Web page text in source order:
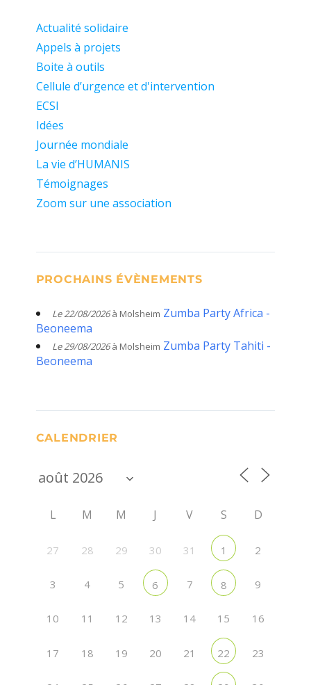
Actualité solidaire
Appels à projets
Boite à outils
Cellule d’urgence et d'intervention
ECSI
Idées
Journée mondiale
La vie d’HUMANIS
Témoignages
Zoom sur une association
PROCHAINS ÉVÈNEMENTS
Le 22/08/2026à Molsheim Zumba Party Africa -
Beoneema
Le 29/08/2026à Molsheim Zumba Party Tahiti -
Beoneema
CALENDRIER
L M M J V S D
27 28 29 30 31 1 2
3 4 5 6 7 8 9
10 11 12 13 14 15 16
17 18 19 20 21 22 23